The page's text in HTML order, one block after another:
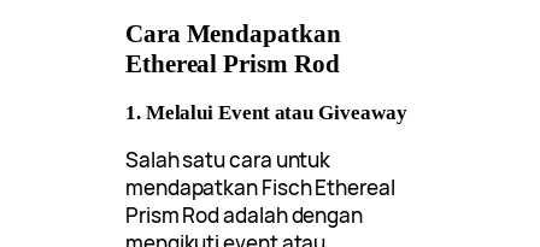
Cara Mendapatkan
Ethereal Prism Rod
1. Melalui Event atau Giveaway
Salah satu cara untuk
mendapatkan Fisch Ethereal
Prism Rod adalah dengan